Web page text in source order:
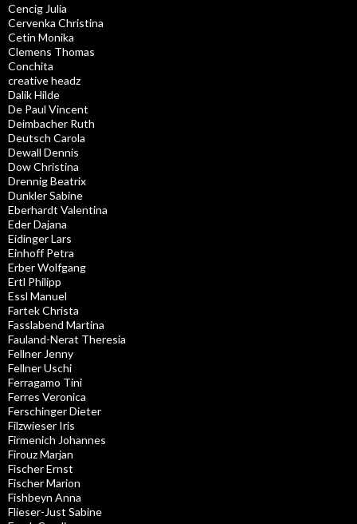
Cencig Julia
Cervenka Christina
Cetin Monika
Clemens Thomas
Conchita
creative headz
Dalik Hilde
De Paul Vincent
Deimbacher Ruth
Deutsch Carola
Dewall Dennis
Dow Christina
Drennig Beatrix
Dunkler Sabine
Eberhardt Valentina
Eder Dajana
Eidinger Lars
Einhoff Petra
Erber Wolfgang
Ertl Philipp
Essl Manuel
Fartek Christa
Fasslabend Martina
Fauland-Nerat Theresia
Fellner Jenny
Fellner Uschi
Ferragamo Tini
Ferres Veronica
Ferschinger Dieter
Filzwieser Iris
Firmenich Johannes
Firouz Marjan
Fischer Ernst
Fischer Marion
Fishbeyn Anna
Flieser-Just Sabine